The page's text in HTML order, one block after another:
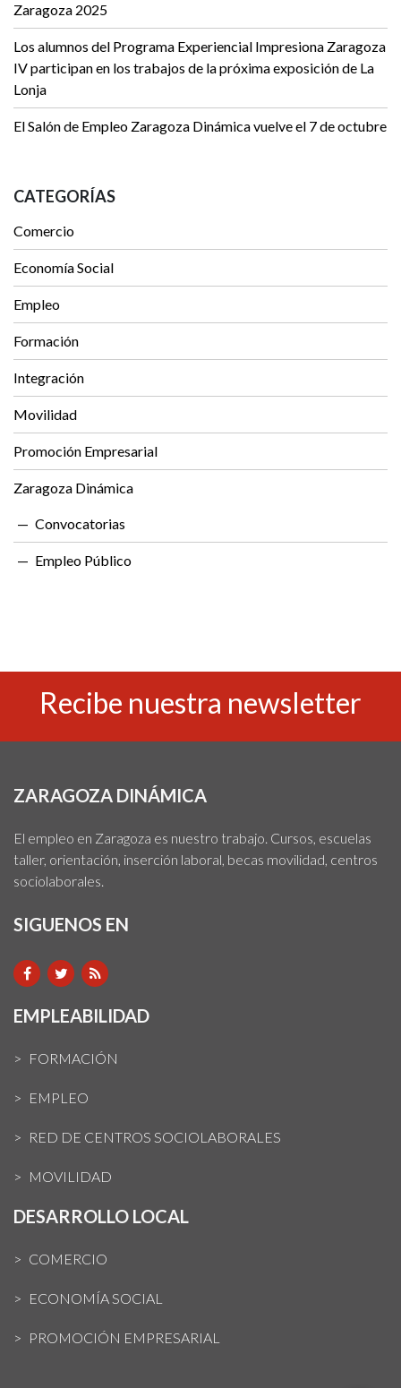
Zaragoza 2025
Los alumnos del Programa Experiencial Impresiona Zaragoza
IV participan en los trabajos de la próxima exposición de La
Lonja
El Salón de Empleo Zaragoza Dinámica vuelve el 7 de octubre
CATEGORÍAS
Comercio
Economía Social
Empleo
Formación
Integración
Movilidad
Promoción Empresarial
Zaragoza Dinámica
Convocatorias
Empleo Público
Recibe nuestra newsletter
ZARAGOZA DINÁMICA
El empleo en Zaragoza es nuestro trabajo. Cursos, escuelas
taller, orientación, inserción laboral, becas movilidad, centros
sociolaborales.
SIGUENOS EN
EMPLEABILIDAD
FORMACIÓN
EMPLEO
RED DE CENTROS SOCIOLABORALES
MOVILIDAD
DESARROLLO LOCAL
COMERCIO
ECONOMÍA SOCIAL
PROMOCIÓN EMPRESARIAL